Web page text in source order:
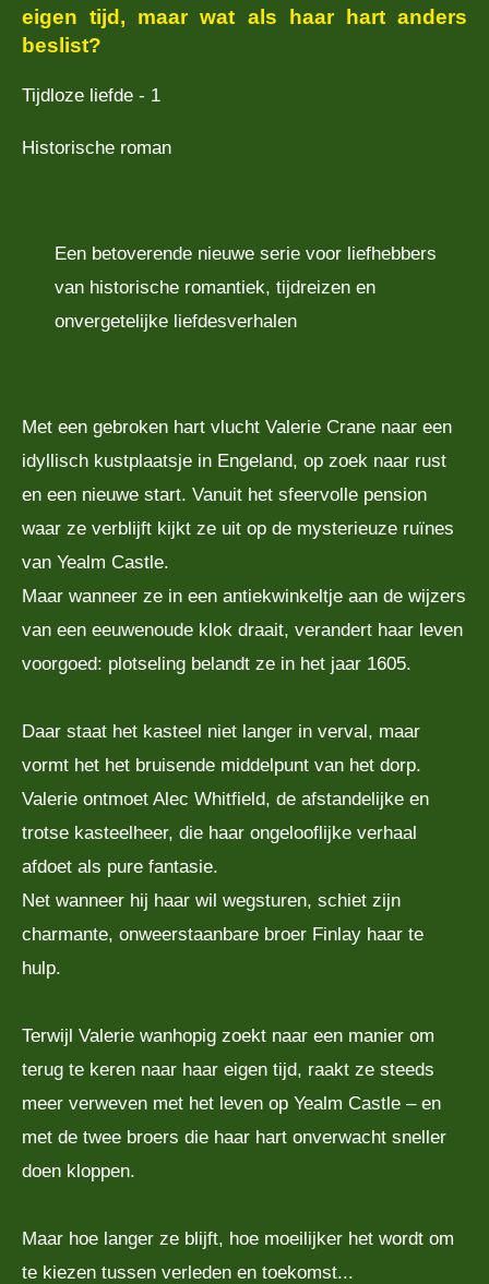
eigen tijd, maar wat als haar hart anders
beslist?
Tijdloze liefde - 1
Historische roman
Een betoverende nieuwe serie voor liefhebbers
van historische romantiek, tijdreizen en
onvergetelijke liefdesverhalen
Met een gebroken hart vlucht Valerie Crane naar een
idyllisch kustplaatsje in Engeland, op zoek naar rust
en een nieuwe start. Vanuit het sfeervolle pension
waar ze verblijft kijkt ze uit op de mysterieuze ruïnes
van Yealm Castle.
Maar wanneer ze in een antiekwinkeltje aan de wijzers
van een eeuwenoude klok draait, verandert haar leven
voorgoed: plotseling belandt ze in het jaar 1605.
Daar staat het kasteel niet langer in verval, maar
vormt het het bruisende middelpunt van het dorp.
Valerie ontmoet Alec Whitfield, de afstandelijke en
trotse kasteelheer, die haar ongelooflijke verhaal
afdoet als pure fantasie.
Net wanneer hij haar wil wegsturen, schiet zijn
charmante, onweerstaanbare broer Finlay haar te
hulp.
Terwijl Valerie wanhopig zoekt naar een manier om
terug te keren naar haar eigen tijd, raakt ze steeds
meer verweven met het leven op Yealm Castle – en
met de twee broers die haar hart onverwacht sneller
doen kloppen.
Maar hoe langer ze blijft, hoe moeilijker het wordt om
te kiezen tussen verleden en toekomst...